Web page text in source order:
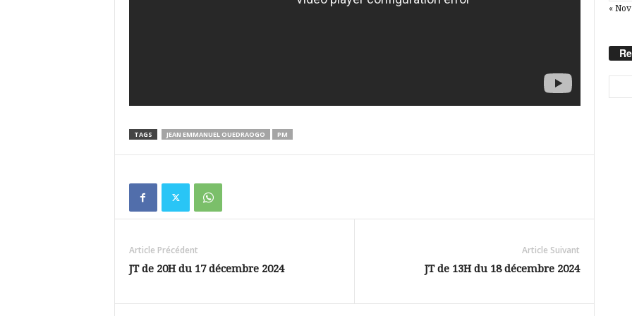
TAGS JEAN EMMANUEL OUEDRAOGO PM
Article Précédent
JT de 20H du 17 décembre 2024
Article Suivant
JT de 13H du 18 décembre 2024
« Nov